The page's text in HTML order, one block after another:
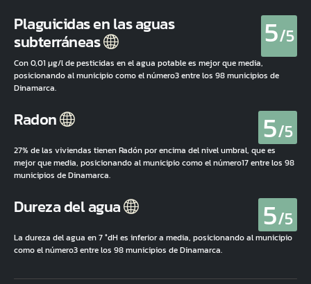
Plaguicidas en las aguas
subterráneas 5/5
Con 0,01 µg/l de pesticidas en el agua potable es mejor que media,
posicionando al municipio como el número3 entre los 98 municipios de
Dinamarca.
Radon 5/5
27% de las viviendas tienen Radón por encima del nivel umbral, que es
mejor que media, posicionando al municipio como el número17 entre los 98
municipios de Dinamarca.
Dureza del agua 5/5
La dureza del agua en 7 °dH es inferior a media, posicionando al municipio
como el número3 entre los 98 municipios de Dinamarca.